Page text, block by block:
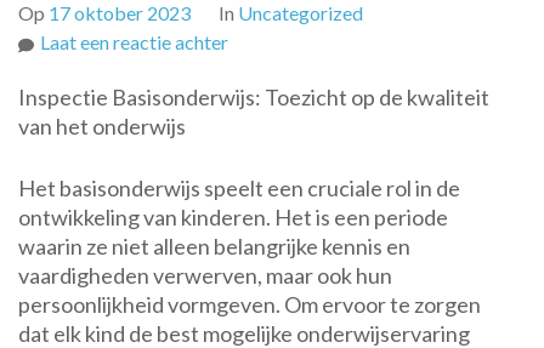
Op 17 oktober 2023 In Uncategorized
Laat een reactie achterop
en
Rol
van
Inspectie
Basisonderwijs
in
Nederland
Inspectie Basisonderwijs: Toezicht op de kwaliteit
van het onderwijs
Het basisonderwijs speelt een cruciale rol in de
ontwikkeling van kinderen. Het is een periode
waarin ze niet alleen belangrijke kennis en
vaardigheden verwerven, maar ook hun
persoonlijkheid vormgeven. Om ervoor te zorgen
dat elk kind de best mogelijke onderwijservaring